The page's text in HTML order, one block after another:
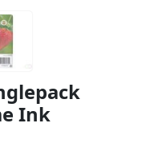
Ink